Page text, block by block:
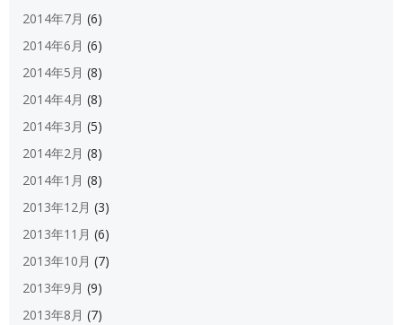
2014年7月 (6)
2014年6月 (6)
2014年5月 (8)
2014年4月 (8)
2014年3月 (5)
2014年2月 (8)
2014年1月 (8)
2013年12月 (3)
2013年11月 (6)
2013年10月 (7)
2013年9月 (9)
2013年8月 (7)